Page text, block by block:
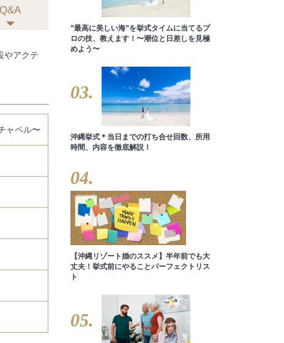
Q&A
やアクテ
ャペル〜
”最高に美しい海”を挙式タイムに当てるプ
ロの技、教えます！〜潮位と日差しを見極
めよう〜
03.
沖縄挙式＊当日までの打ち合せ回数、所用
時間、内容を徹底解説！
04.
【沖縄リゾート婚のススメ】半年前でも大
丈夫！挙式前にやることパーフェクトリス
ト
05.